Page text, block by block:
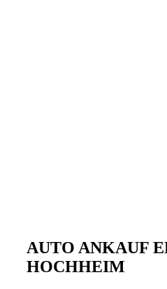
AUTO ANKAUF
HOCHHEIM